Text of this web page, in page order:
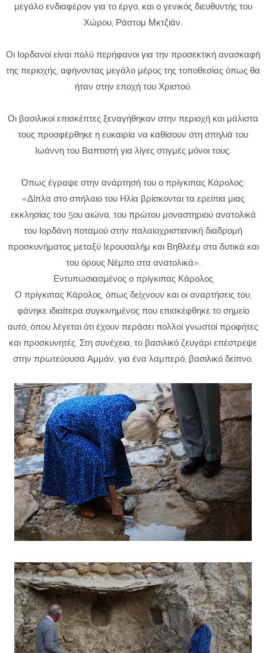
μεγάλο ενδιαφέρον για το έργο, και ο γενικός διευθυντής του
Χώρου, Ράστομ Μκτζιάν.
Οι Ιορδανοί είναι πολύ περήφανοι για την προσεκτική ανασκαφή
της περιοχής, αφήνοντας μεγάλο μέρος της τοποθεσίας όπως θα
ήταν στην εποχή του Χριστού.
Οι βασιλικοί επισκέπτες ξεναγήθηκαν στην περιοχή και μάλιστα
τους προσφέρθηκε η ευκαιρία να καθίσουν στη σπηλιά του
Ιωάννη του Βαπτιστή για λίγες στιγμές μόνοι τους.
Όπως έγραψε στην ανάρτησή του ο πρίγκιπας Κάρολος:
«Δίπλα στο σπήλαιο του Ηλία βρίσκονται τα ερείπια μιας
εκκλησίας του 5ου αιώνα, του πρώτου μοναστηριού ανατολικά
του Ιορδάνη ποταμού στην παλαιοχριστιανική διαδρομή
προσκυνήματος μεταξύ Ιερουσαλήμ και Βηθλεέμ στα δυτικά και
του όρους Νέμπο στα ανατολικά».
Εντυπωσιασμένος ο πρίγκιπας Κάρολος
Ο πρίγκιπας Κάρολος, όπως δείχνουν και οι αναρτήσεις του,
φάνηκε ιδιαίτερα συγκινημένος που επισκέφθηκε το σημείο
αυτό, όπου λέγεται ότι έχουν περάσει πολλοί γνωστοί προφήτες
και προσκυνητές. Στη συνέχεια, το βασιλικό ζευγάρι επέστρεψε
στην πρωτεύουσα Αμμάν, για ένα λαμπερό, βασιλικό δείπνο.